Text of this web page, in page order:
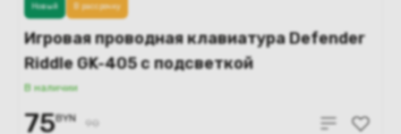
Игровая проводная клавиатура Defender
Riddle GK-405 с подсветкой
В наличии
Новый В рассрочку
75BYN 90